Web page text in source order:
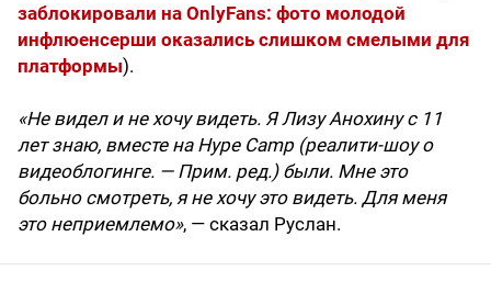
заблокировали на OnlyFans: фото молодой
инфлюенсерши оказались слишком смелыми для
платформы).
«Не видел и не хочу видеть. Я Лизу Анохину с 11
лет знаю, вместе на Hype Camp (реалити-шоу о
видеоблогинге. — Прим. ред.) были. Мне это
больно смотреть, я не хочу это видеть. Для меня
это неприемлемо», — сказал Руслан.